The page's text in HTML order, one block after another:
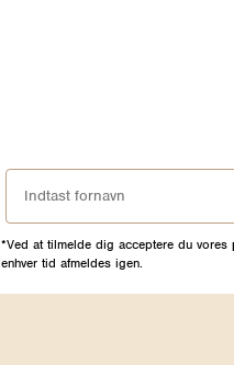
*Ved at tilmelde dig acceptere du vores
enhver tid afmeldes igen.